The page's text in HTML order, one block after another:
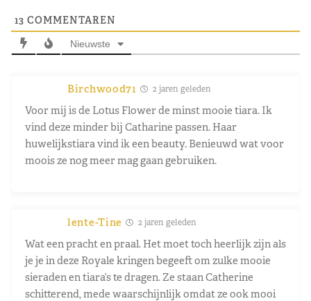
13 COMMENTAREN
Nieuwste
Birchwood71 2 jaren geleden
Voor mij is de Lotus Flower de minst mooie tiara. Ik
vind deze minder bij Catharine passen. Haar
huwelijkstiara vind ik een beauty. Benieuwd wat voor
moois ze nog meer mag gaan gebruiken.
lente-Tine 2 jaren geleden
Wat een pracht en praal. Het moet toch heerlijk zijn als
je je in deze Royale kringen begeeft om zulke mooie
sieraden en tiara’s te dragen. Ze staan Catherine
schitterend, mede waarschijnlijk omdat ze ook mooi